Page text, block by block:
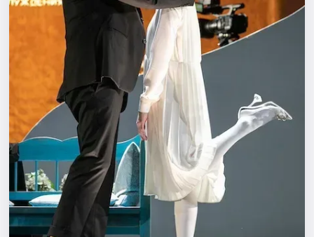
Площадки
Артисты
Рейтинги